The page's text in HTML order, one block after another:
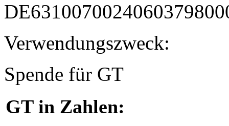
Verwendungszweck:
Spende für GT
GT in Zahlen: